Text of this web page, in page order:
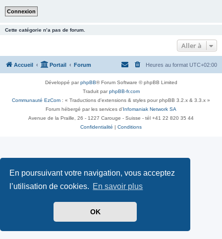
En poursuivant votre navigation, vous acceptez
l’utilisation de cookies. En savoir plus
OK
Cette catégorie n’a pas de forum.
Aller à
Accueil Portail Forum Heures au format UTC+02:00
Développé parphpBB® Forum Software © phpBB Limited
Traduit parphpBB-fr.com
Communauté EzCom : « Traductions d'extensions & styles pour phpBB 3.2.x & 3.3.x »
Forum hébergé par les services d’ Infomaniak Network SA
Avenue de la Praille, 26 - 1227 Carouge - Suisse - tél +41 22 820 35 44
Confidentialité
Conditions